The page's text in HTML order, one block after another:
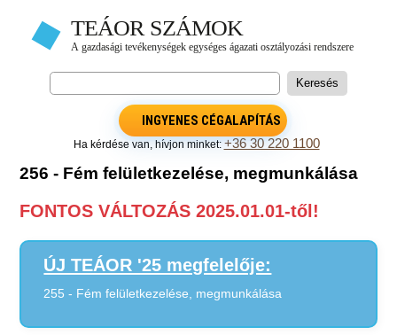
INGYENES CÉGALAPÍTÁS
Ha kérdése van, hívjon minket: +36 30 220 1100
256 - Fém felületkezelése, megmunkálása
FONTOS VÁLTOZÁS 2025.01.01-től!
ÚJ TEÁOR '25 megfelelője:
255 - Fém felületkezelése, megmunkálása